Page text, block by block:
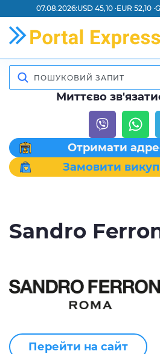
07.08.2026:USD 45,10 ·EUR 52,10 ·
Миттєво
Отримати
Замовити викуп
Sandro
Перейти на сайт